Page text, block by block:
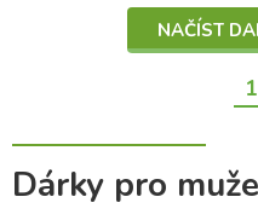
NAČÍST
1
Dárky pro